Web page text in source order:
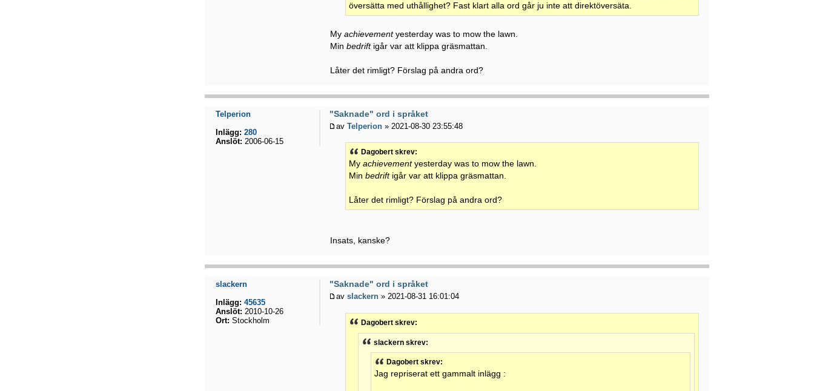
översätta med uthållighet? Fast klart alla ord går ju inte att direktöversäta.
Myachievementyesterday was to mow the lawn.
Minbedriftigår var att klippa gräsmattan.
Låter det rimligt? Förslag på andra ord?
"Saknade" ord i språket
avTelperion » 2021-08-30 23:55:48
Dagobert skrev:
Myachievementyesterday was to mow the lawn.
Minbedriftigår var att klippa gräsmattan.
Låter det rimligt? Förslag på andra ord?
Insats, kanske?
Telperion
Inlägg: 280
Anslöt: 2006-06-15
"Saknade" ord i språket
avslackern » 2021-08-31 16:01:04
Dagobert skrev:
slackern skrev:
Dagobert skrev:
Jag repriserat ett gammalt inlägg :
slackern
Inlägg: 45635
Anslöt: 2010-10-26
Ort: Stockholm